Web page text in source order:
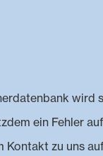
wird
ein Fehler
Kontakt zu uns